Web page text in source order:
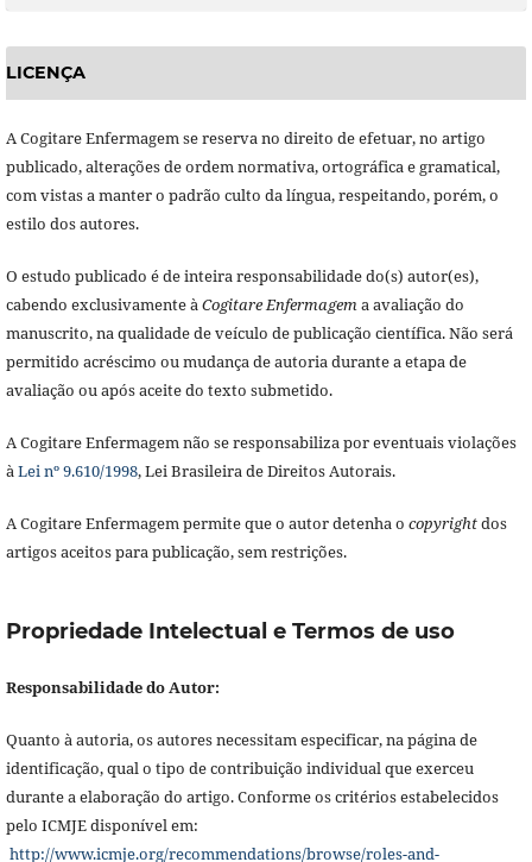
LICENÇA
A Cogitare Enfermagem se reserva no direito de efetuar, no artigo
publicado, alterações de ordem normativa, ortográfica e gramatical,
com vistas a manter o padrão culto da língua, respeitando, porém, o
estilo dos autores.
O estudo publicado é de inteira responsabilidade do(s) autor(es),
cabendo exclusivamente àCogitare Enfermagema avaliação do
manuscrito, na qualidade de veículo de publicação científica. Não será
permitido acréscimo ou mudança de autoria durante a etapa de
avaliação ou após aceite do texto submetido.
A Cogitare Enfermagem não se responsabiliza por eventuais violações
àLei nº 9.610/1998, Lei Brasileira de Direitos Autorais.
A Cogitare Enfermagem permite que o autor detenha o copyrightdos
artigos aceitos para publicação, sem restrições.
Propriedade Intelectual e Termos de uso
Responsabilidade do Autor:
Quanto à autoria, os autores necessitam especificar, na página de
identificação, qual o tipo de contribuição individual que exerceu
durante a elaboração do artigo. Conforme os critérios estabelecidos
pelo ICMJE disponível em:
http://www.icmje.org/recommendations/browse/roles-and-